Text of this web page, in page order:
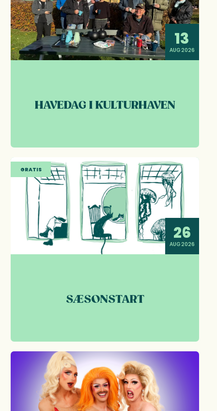
13
AUG 2026
HAVEDAG I KULTURHAVEN
GRATIS
26
AUG 2026
SÆSONSTART